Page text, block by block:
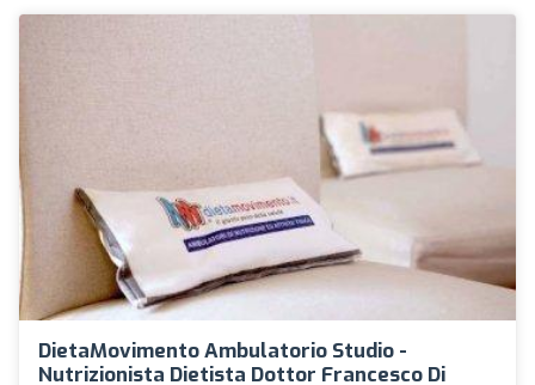
DietaMovimento Ambulatorio Studio -
Nutrizionista Dietista Dottor Francesco Di